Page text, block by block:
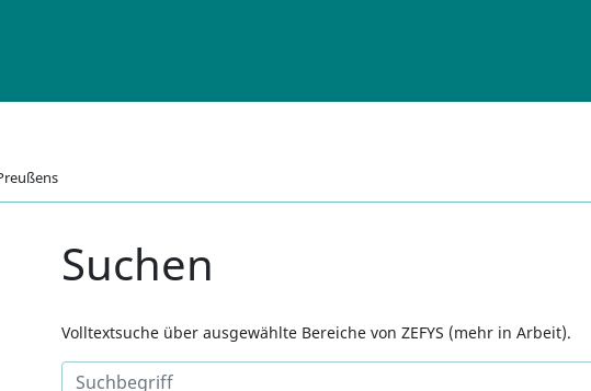
Suchen
Volltextsuche über ausgewählte Bereiche von ZEFYS (mehr in Arbeit).